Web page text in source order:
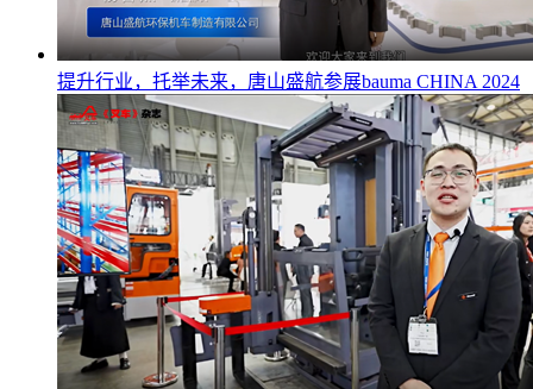
提升行业，托举未来，唐山盛航参展bauma CHINA 2024